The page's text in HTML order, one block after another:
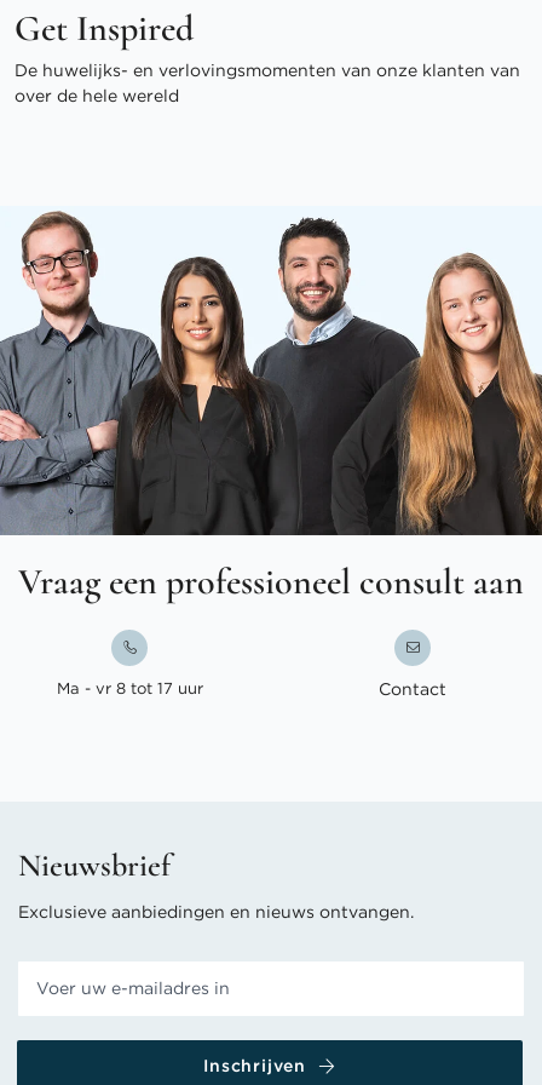
Get Inspired
De huwelijks- en verlovingsmomenten van onze klanten van
over de hele wereld
Vraag een professioneel consult aan
Ma - vr 8 tot 17 uur Contact
Nieuwsbrief
Exclusieve aanbiedingen en nieuws ontvangen.
Inschrijven